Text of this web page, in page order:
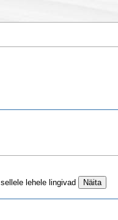
lehele lingivad